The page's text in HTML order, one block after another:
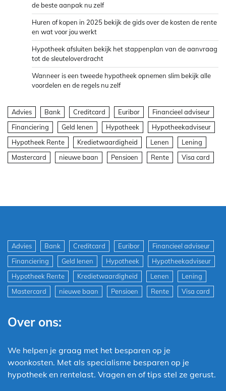
de beste aanpak nu zelf
Huren of kopen in 2025 bekijk de gids over de kosten de rente
en wat voor jou werkt
Hypotheek afsluiten bekijk het stappenplan van de aanvraag
tot de sleuteloverdracht
Wanneer is een tweede hypotheek opnemen slim bekijk alle
voordelen en de regels nu zelf
Advies Bank Creditcard Euribor
Financieel adviseur
Financiering
Geld lenen Hypotheek
Hypotheekadviseur
Hypotheek Rente
Kredietwaardigheid Lenen
Lening
Mastercard
nieuwe baan Pensioen Rente Visa card
Advies Bank Creditcard Euribor
Financieel adviseur
Financiering
Geld lenen Hypotheek
Hypotheekadviseur
Hypotheek Rente
Kredietwaardigheid Lenen
Lening
Mastercard
nieuwe baan Pensioen Rente Visa card
Over ons:
We helpen je graag met het besparen op je
woonkosten. Met als specialisme besparen op je
hypotheek en rentelast. Vragen en of tips stel ze gerust.